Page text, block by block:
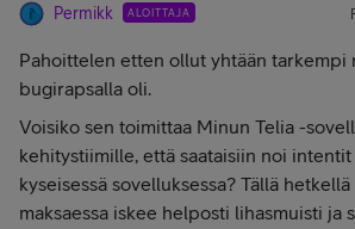
Permikk ALOITTAJA
Pahoittelen etten ollut yhtään tarkempi
bugirapsalla oli.
Voisiko sen toimittaa Minun Telia -
kehitystiimille, että saataisiin noi
kyseisessä sovelluksessa? Tällä
maksaessa iskee helposti lihasmuisti ja